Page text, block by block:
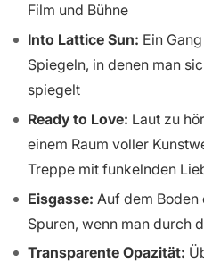
Film und Bühne
Into Lattice Sun: Ein
Spiegeln, in denen man
spiegelt
Ready to Love: Laut zu
einem Raum voller
Treppe mit funkelnden
Eisgasse: Auf dem
Spuren, wenn man durch
Transparente Opazität: